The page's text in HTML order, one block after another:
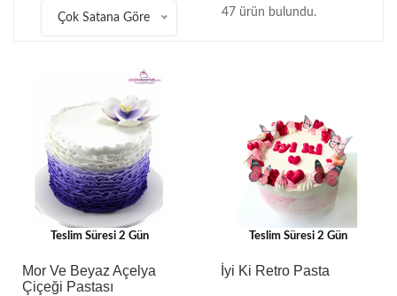
Çok Satana Göre 47 ürün bulundu.
Teslim Süresi 2 Gün
Mor Ve Beyaz Açelya
Çiçeği Pastası
Teslim Süresi 2 Gün
İyi Ki Retro Pasta